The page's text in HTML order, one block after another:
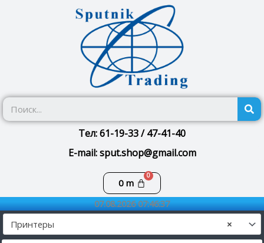
Тел: 61-19-33 / 47-41-40
E-mail: sput.shop@gmail.com
0m
Корзина
07.08.2026 07:46:37
×
Принтеры